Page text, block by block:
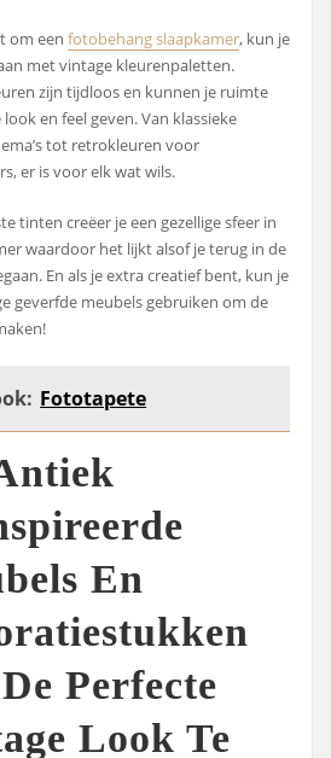
om eenfotobehang slaapkamer, kun je
met vintage kleurenpaletten.
zijn tijdloos en kunnen je ruimte
en feel geven. Van klassieke
tot retrokleuren voor
er is voor elk wat wils.
tinten creëer je een gezellige sfeer in
waardoor het lijkt alsof je terug in de
En als je extra creatief bent, kun je
geverfde meubels gebruiken om de
Fototapete
En
Perfecte
Look Te